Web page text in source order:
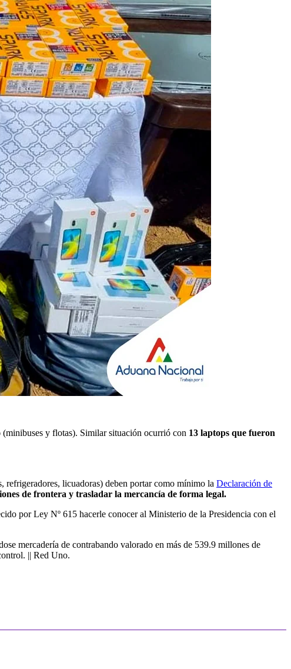
y flotas). Similar situación ocurrió con 13 laptops que fueron
licuadoras) deben portar como mínimo la Declaración de
de frontera y trasladar la mercancía de forma legal.
por Ley Nº 615 hacerle conocer al Ministerio de la Presidencia con el
mercadería de contrabando valorado en más de 539.9 millones de
|| Red Uno.